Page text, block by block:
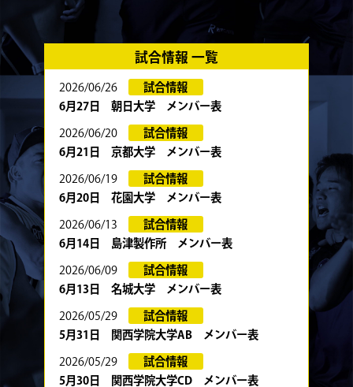
試合情報 一覧
2026/06/26
試合情報
6月27日 朝日大学 メンバー表
2026/06/20
試合情報
6月21日 京都大学 メンバー表
2026/06/19
試合情報
6月20日 花園大学 メンバー表
2026/06/13
試合情報
6月14日 島津製作所 メンバー表
2026/06/09
試合情報
6月13日 名城大学 メンバー表
2026/05/29
試合情報
5月31日 関西学院大学AB メンバー表
2026/05/29
試合情報
5月30日 関西学院大学CD メンバー表